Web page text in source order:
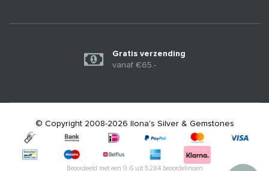
Gratis verzending
vanaf €65.-
© Copyright 2008-2026 Ilona's Silver & Gemstones
Beoordeeld met een 9.6uit 5284beoordelingen